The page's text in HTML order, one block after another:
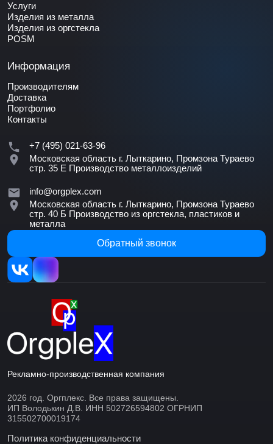
Услуги
Изделия из металла
Изделия из оргстекла
POSM
Информация
Производителям
Доставка
Портфолио
Контакты
+7 (495) 021-63-96
Московская область г. Лыткарино, Промзона Тураево
стр. 35 Е Производство металлоизделий
info@orgplex.com
Московская область г. Лыткарино, Промзона Тураево
стр. 40 Б Производство из оргстекла, пластиков и
металла
Обратный звонок
Рекламно-производственная компания
2026 год. Оргплекс. Все права защищены.
ИП Володькин Д.В. ИНН 502726594802 ОГРНИП
315502700019174
Политика конфиденциальности